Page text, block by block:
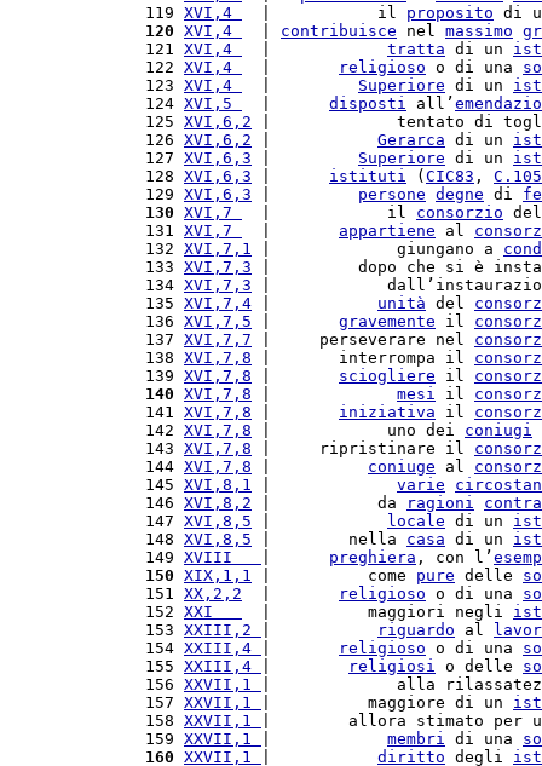
119 XVI,4
  |           il
proposito di
120 XVI,4 contribuisce nel massimo
121 XVI,4 tratta di un
122 XVI,4 religioso o di una
123 XVI,4 Superiore di un
124 XVI,5 disposti all’
125 XVI,6,2 |             tentato di
126 XVI,6,2 Gerarca di un
127 XVI,6,3 Superiore di un
128 XVI,6,3 istituti ( CIC83 , C.
129 XVI,6,3 persone degne di
130 XVI,7
  |            il
consorzio
131 XVI,7 appartiene al
132 XVI,7,1 |             giungano a
133 XVI,7,3 |         dopo che si è
134 XVI,7,3 |
135 XVI,7,4 unità del
136 XVI,7,5 gravemente il
137 XVI,7,7 |     perseverare nel
138 XVI,7,8 |       interrompa il
139 XVI,7,8 sciogliere il
140 XVI,7,8 mesi il
141 XVI,7,8 iniziativa il
142 XVI,7,8 |            uno dei coniugi
143 XVI,7,8 |     ripristinare il
144 XVI,7,8 coniuge al
145 XVI,8,1 varie
146 XVI,8,2 |           da ragioni
147 XVI,8,5 locale di un
148 XVI,8,5 |        nella casa di un
149 XVIII preghiera , con l’
150 XIX,1,1 |          come pure delle
151 XX,2,2 religioso o di una
152 XXI
  |          maggiori negli
153 XXIII,2 riguardo al
154 XXIII,4 religioso o di una
155 XXIII,4 religiosi o delle
156 XXVII,1
|             alla
157 XXVII,1 |          maggiore di un
158 XXVII,1
|        allora stimato per
159 XXVII,1 membri di una
160 XXVII,1 diritto degli